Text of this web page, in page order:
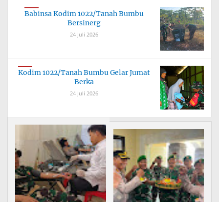
Babinsa Kodim 1022/Tanah Bumbu
Bersinerg
24 Juli 2026
Kodim 1022/Tanah Bumbu Gelar Jumat
Berka
24 Juli 2026